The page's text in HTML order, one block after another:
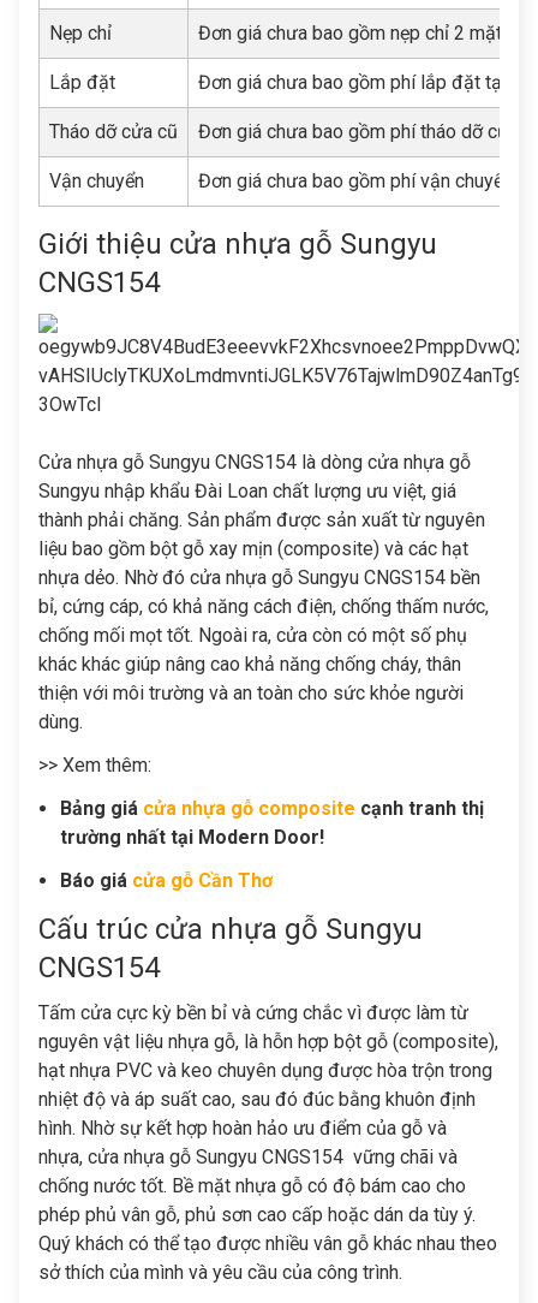
Nẹp chỉ Đơn giá chưa bao gồm nẹp chỉ 2 mặt
Lắp đặt Đơn giá chưa bao gồm phí lắp đặt tại
Tháo dỡ cửa cũ Đơn giá chưa bao gồm phí tháo dỡ cửa
Vận chuyển Đơn giá chưa bao gồm phí vận chuyển
Giới thiệu cửa nhựa gỗ Sungyu
CNGS154
Cửa nhựa gỗ Sungyu CNGS154 là dòng cửa nhựa gỗ
Sungyu nhập khẩu Đài Loan chất lượng ưu việt, giá
thành phải chăng. Sản phẩm được sản xuất từ nguyên
liệu bao gồm bột gỗ xay mịn (composite) và các hạt
nhựa dẻo. Nhờ đó cửa nhựa gỗ Sungyu CNGS154 bền
bỉ, cứng cáp, có khả năng cách điện, chống thấm nước,
chống mối mọt tốt. Ngoài ra, cửa còn có một số phụ
khác khác giúp nâng cao khả năng chống cháy, thân
thiện với môi trường và an toàn cho sức khỏe người
dùng.
>> Xem thêm:
Bảng giá cửa nhựa gỗ composite cạnh tranh thị
trường nhất tại Modern Door!
Báo giá cửa gỗ Cần Thơ
Cấu trúc cửa nhựa gỗ Sungyu
CNGS154
Tấm cửa cực kỳ bền bỉ và cứng chắc vì được làm từ
nguyên vật liệu nhựa gỗ, là hỗn hợp bột gỗ (composite),
hạt nhựa PVC và keo chuyên dụng được hòa trộn trong
nhiệt độ và áp suất cao, sau đó đúc bằng khuôn định
hình. Nhờsự kết hợp hoàn hảo ưu điểm của gỗ và
nhựa, cửa nhựa gỗ Sungyu CNGS154 vững chãi và
chống nước tốt. Bề mặt nhựa gỗ có độ bám cao cho
phép phủ vân gỗ, phủ sơn cao cấp hoặc dán da tùy ý.
Quý khách có thể tạo được nhiều vân gỗ khác nhau theo
sở thích của mình và yêu cầu của công trình.